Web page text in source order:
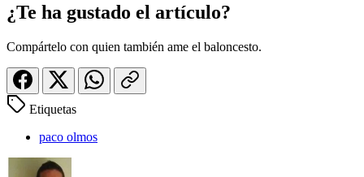
¿Te ha gustado el artículo?
Compártelo con quien también ame el baloncesto.
Etiquetas
paco olmos